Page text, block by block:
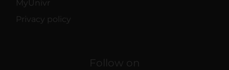
MyUnivr
Privacy policy
Follow on